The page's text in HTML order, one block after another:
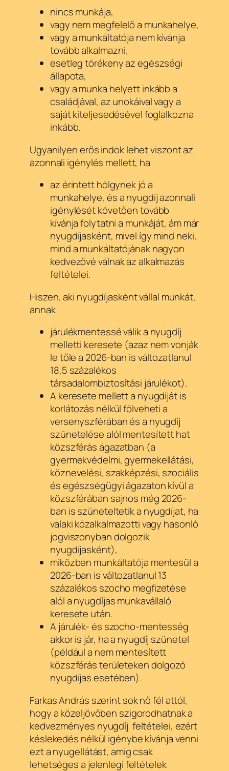
nincs munkája,
vagy nem megfelelő a munkahelye,
vagy a munkáltatója nem kívánja
tovább alkalmazni,
esetleg törékeny az egészségi
állapota,
vagy a munka helyett inkább a
családjával, az unokáival vagy a
saját kiteljesedésével foglalkozna
inkább.
Ugyanilyen erős indok lehet viszont az
azonnali igénylés mellett, ha
az érintett hölgynek jó a
munkahelye, és a nyugdíj azonnali
igénylését követően tovább
kívánja folytatni a munkáját, ám már
nyugdíjasként, mivel így mind neki,
mind a munkáltatójának nagyon
kedvezővé válnak az alkalmazás
feltételei.
Hiszen, aki nyugdíjasként vállal munkát,
annak
járulékmentessé válik a nyugdíj
melletti keresete (azaz nem vonják
le tőle a 2026-ban is változatlanul
18,5 százalékos
társadalombiztosítási járulékot).
A keresete mellett a nyugdíját is
korlátozás nélkül fölveheti a
versenyszférában és a nyugdíj
szünetelése alól mentesített hat
közszférás ágazatban (a
gyermekvédelmi, gyermekellátási,
köznevelési, szakképzési, szociális
és egészségügyi ágazaton kívül a
közszférában sajnos még 2026-
ban is szüneteltetik a nyugdíjat, ha
valaki közalkalmazotti vagy hasonló
jogviszonyban dolgozik
nyugdíjasként),
miközben munkáltatója mentesül a
2026-ban is változatlanul 13
százalékos szocho megfizetése
alól a nyugdíjas munkavállaló
keresete után.
A járulék- és szocho-mentesség
akkor is jár, ha a nyugdíj szünetel
(például a nem mentesített
közszférás területeken dolgozó
nyugdíjas esetében).
Farkas András szerint sok nő fél attól,
hogy a közeljövőben szigorodhatnak a
kedvezményes nyugdíj feltételei, ezért
késlekedés nélkül igénybe kívánja venni
ezt a nyugellátást, amíg csak
lehetséges a jelenlegi feltételek